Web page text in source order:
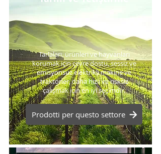
Tarlaları, ürünleri ve hayvanları
korumak için çevre dostu, sessiz ve
emisyonsuz elektrikli makine ve
traktörler, daha hızlı ve risksiz
çalışmak için en iyi seçimdir.
Prodotti per questo settore